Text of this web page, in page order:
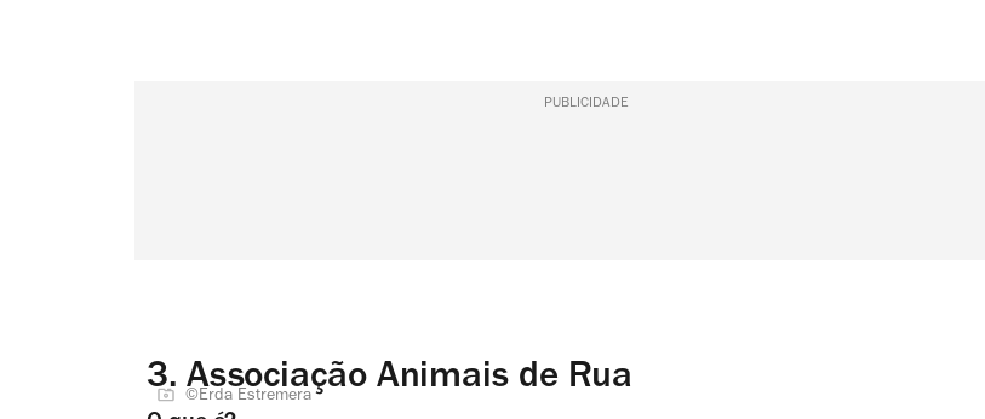
PUBLICIDADE
3. Associação Animais de Rua
©Erda Estremera